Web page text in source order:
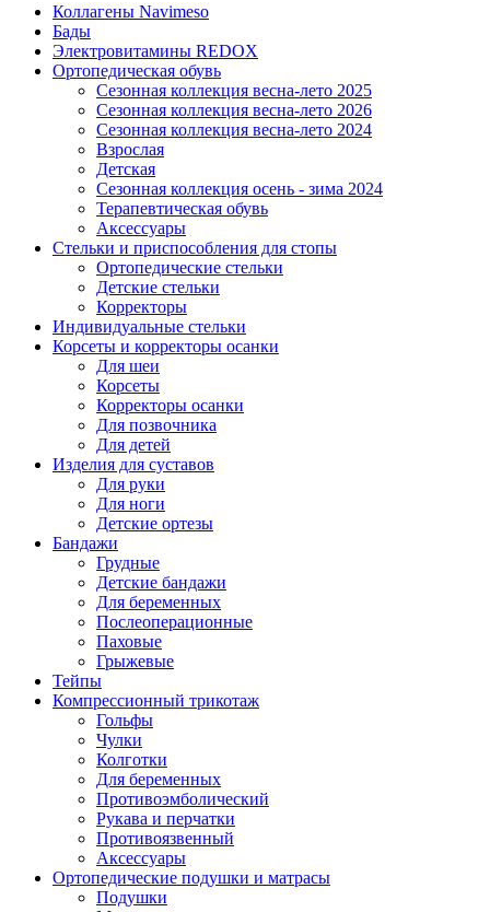
Коллагены Navimeso
Бады
Электровитамины REDOX
Ортопедическая обувь
Сезонная коллекция весна-лето 2025
Сезонная коллекция весна-лето 2026
Сезонная коллекция весна-лето 2024
Взрослая
Детская
Сезонная коллекция осень - зима 2024
Терапевтическая обувь
Аксессуары
Стельки и приспособления для стопы
Ортопедические стельки
Детские стельки
Корректоры
Индивидуальные стельки
Корсеты и корректоры осанки
Для шеи
Корсеты
Корректоры осанки
Для позвочника
Для детей
Изделия для суставов
Для руки
Для ноги
Детские ортезы
Бандажи
Грудные
Детские бандажи
Для беременных
Послеоперационные
Паховые
Грыжевые
Тейпы
Компрессионный трикотаж
Гольфы
Чулки
Колготки
Для беременных
Противоэмболический
Рукава и перчатки
Противоязвенный
Аксессуары
Ортопедические подушки и матрасы
Подушки